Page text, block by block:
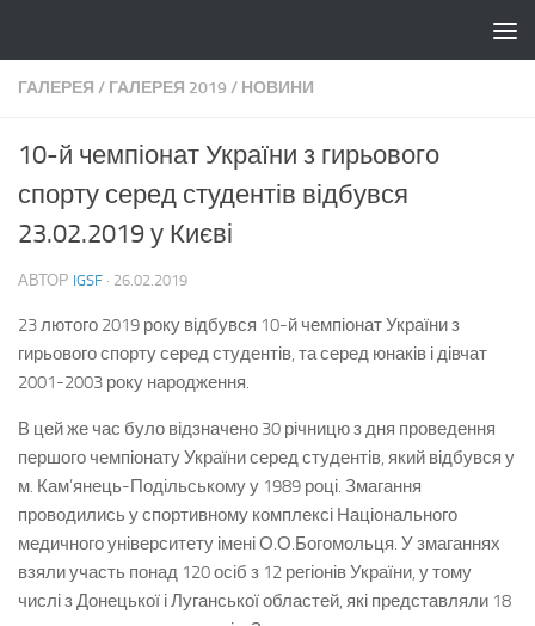
ГАЛЕРЕЯ / ГАЛЕРЕЯ 2019 / НОВИНИ
10-й чемпіонат України з гирьового
спорту серед студентів відбувся
23.02.2019 у Києві
АВТОР IGSF · 26.02.2019
23 лютого 2019 року відбувся 10-й чемпіонат України з
гирьового спорту серед студентів, та серед юнаків і дівчат
2001-2003 року народження.
В цей же час було відзначено 30 річницю з дня проведення
першого чемпіонату України серед студентів, який відбувся у
м. Кам’янець-Подільському у 1989 році. Змагання
проводились у спортивному комплексі Національного
медичного університету імені О.О.Богомольця. У змаганнях
взяли участь понад 120 осіб з 12 регіонів України, у тому
числі з Донецької і Луганської областей, які представляли 18